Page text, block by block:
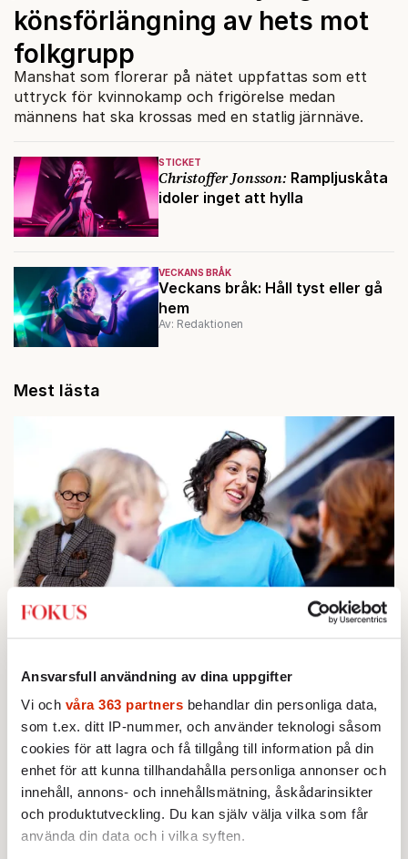
Ansvarsfull användning av dina uppgifter
Vi och våra 363 partners behandlar din personliga data,
som t.ex. ditt IP-nummer, och använder teknologi såsom
cookies för att lagra och få tillgång till information på din
enhet för att kunna tillhandahålla personliga annonser och
innehåll, annons- och innehållsmätning, åskådarinsikter
och produktutveckling. Du kan själv välja vilka som får
använda din data och i vilka syften.
STICKET
Christoffer Jonsson: Rampljuskåta
idoler inget att hylla
VECKANS BRÅK
Veckans bråk: Håll tyst eller gå
hem
Av: Redaktionen
könsförlängning av hets mot
folkgrupp
Manshat som florerar på nätet uppfattas som ett
uttryck för kvinnokamp och frigörelse medan
männens hat ska krossas med en statlig järnnäve.
Mest lästa
1.
mellan raderna
BOKRECENSION
2.Den röda tråden som brast
Av: Gustaf Lewander
INRIKES
3.Vattenbristen är här – men var femte liter läcker
ut
KRÖNIKA
4.Lars Åberg:Cyklisternas megalomani tar över
Stockholm